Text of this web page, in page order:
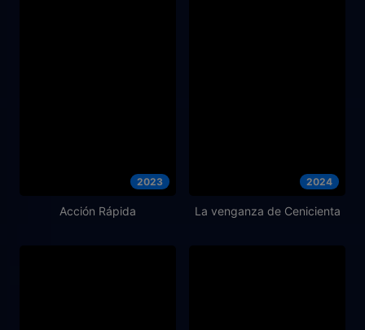
2023
Acción Rápida
2024
La venganza de Cenicienta